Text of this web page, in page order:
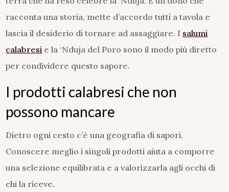
racconta una storia, mette d’accordo tutti a tavola e
lascia il desiderio di tornare ad assaggiare. I salumi
calabresi e la ‘Nduja del Poro sono il modo più diretto
per condividere questo sapore.
I prodotti calabresi che non
possono mancare
Dietro ogni cesto c’è una geografia di sapori.
Conoscere meglio i singoli prodotti aiuta a comporre
una selezione equilibrata e a valorizzarla agli occhi di
chi la riceve.